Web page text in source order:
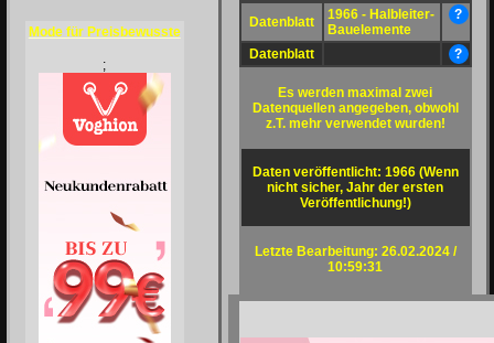
Mode für Preisbewusste
;
Datenblatt
1966 - Halbleiter-
Bauelemente
?
Datenblatt ?
Es werden maximal zwei
Datenquellen angegeben, obwohl
z.T. mehr verwendet wurden!
Daten veröffentlicht: 1966 (Wenn
nicht sicher, Jahr der ersten
Veröffentlichung!)
Letzte Bearbeitung: 26.02.2024 /
10:59:31